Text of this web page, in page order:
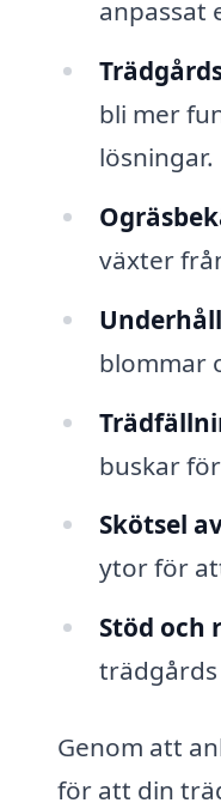
anpassat
bli mer
lösningar.
växter
blommar
buskar
Skötsel
ytor för
Stöd och
Genom att
för att din